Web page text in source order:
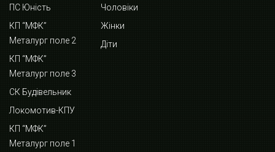
ПС Юність
КП “МФК”
Металург поле 2
КП “МФК”
Металург поле 3
СК Будівельник
Локомотив-КПУ
КП “МФК”
Металург поле 1
Чоловіки
Жінки
Діти